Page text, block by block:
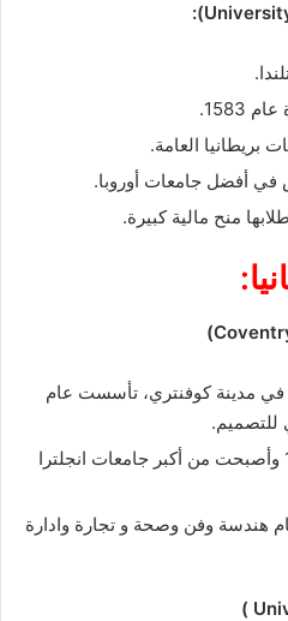
العامة.
في أفضل جامعات أوروبا.
منح مالية كبيرة.
في مدينة كوفنتري، تأسست عام
تم إجراء توسع عام 1992 وأصبحت من أكبر جامعات انجلترا
هندسة وفن وصحة و تجارة وادارة